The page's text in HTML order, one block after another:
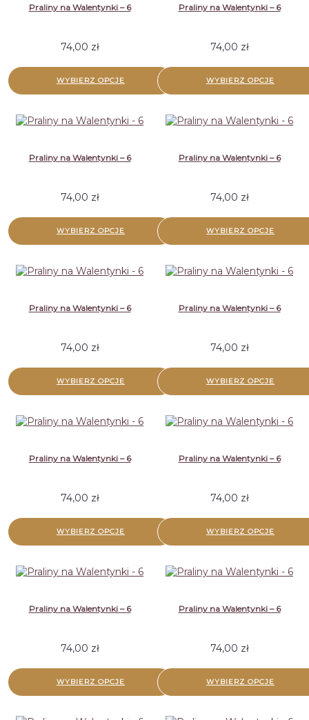
Praliny na Walentynki – 6
74,00 zł
WYBIERZ OPCJE
Praliny na Walentynki – 6
74,00 zł
WYBIERZ OPCJE
Praliny na Walentynki – 6
74,00 zł
WYBIERZ OPCJE
Praliny na Walentynki – 6
74,00 zł
WYBIERZ OPCJE
Praliny na Walentynki – 6
74,00 zł
WYBIERZ OPCJE
Praliny na Walentynki – 6
74,00 zł
WYBIERZ OPCJE
Praliny na Walentynki – 6
74,00 zł
WYBIERZ OPCJE
Praliny na Walentynki – 6
74,00 zł
WYBIERZ OPCJE
Praliny na Walentynki – 6
74,00 zł
WYBIERZ OPCJE
Praliny na Walentynki – 6
74,00 zł
WYBIERZ OPCJE